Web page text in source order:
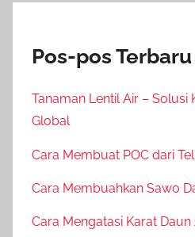
Pos-pos Terbaru
Tanaman Lentil Air – Solusi
Global
Cara Membuat POC dari
Cara Membuahkan Sawo
Cara Mengatasi Karat